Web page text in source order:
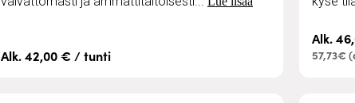
Alk. 42,00 € / tunti
Alk.
57,73€